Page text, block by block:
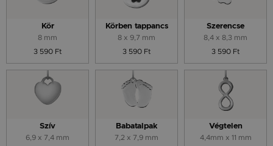
Kör
8 mm
3 590 Ft
Körben tappancs
8 x 9,7 mm
3 590 Ft
Szerencse
8,4 x 8,3 mm
3 590 Ft
Szív
6,9 x 7,4 mm
Babatalpak
7,2 x 7,9 mm
Végtelen
4,4mm x 11 mm